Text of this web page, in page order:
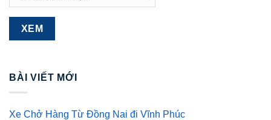
BÀI VIẾT MỚI
Xe Chở Hàng Từ Đồng Nai đi Vĩnh Phúc